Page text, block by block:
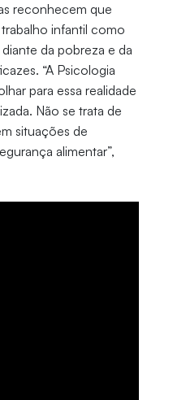
reconhecem que
infantil como
da pobreza e da
“A Psicologia
para essa realidade
Não se trata de
situações de
alimentar”,